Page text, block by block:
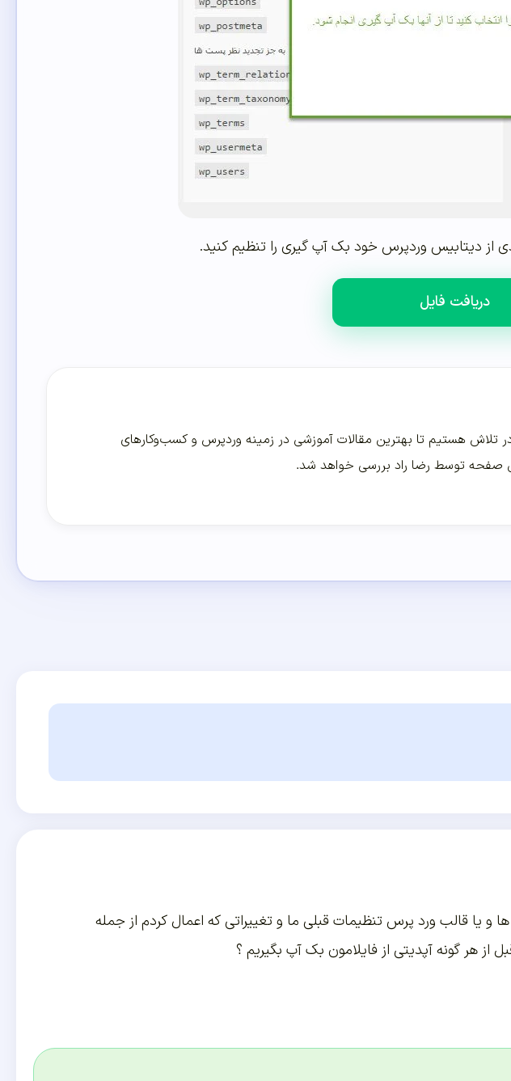
از دیتابیس وردپرس خود بک آپ گیری را تنظیم کنید.
دریافت فایل
تلاش هستیم تا بهترین مقالات آموزشی در زمینه وردپرس و کسب‌و‌کارهای
صفحه توسط رضا راد بررسی خواهد شد.
و یا قالب ورد پرس تنظیمات قبلی ما و تغییراتی که اعمال کردم از جمله